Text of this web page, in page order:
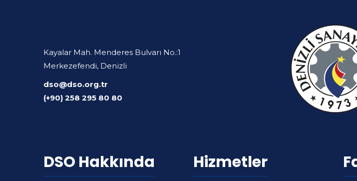
Kayalar Mah. Menderes Bulvarı No.:1
Merkezefendi, Denizli
dso@dso.org.tr
(+90) 258 295 80 80
DSO Hakkında Hizmetler